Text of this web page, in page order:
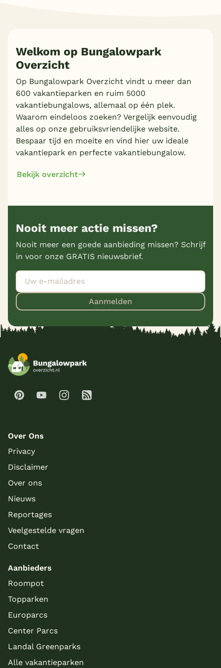
Welkom op Bungalowpark
Overzicht
Op Bungalowpark Overzicht vindt u meer dan
600 vakantieparken en ruim 5000
vakantiebungalows, allemaal op één plek.
Waarom eindeloos zoeken? Vergelijk eenvoudig
alles op onze gebruiksvriendelijke website.
Bespaar tijd en moeite en vind hier uw ideale
vakantiepark en perfecte vakantiebungalow.
Bekijk overzicht
Nooit meer actie missen?
Nooit meer een goede aanbieding missen? Schrijf
in voor onze GRATIS nieuwsbrief.
Aanmelden
Over Ons
Privacy
Disclaimer
Over ons
Nieuws
Reportages
Veelgestelde vragen
Contact
Aanbieders
Roompot
Topparken
Europarcs
Center Parcs
Landal Greenparks
Alle vakantieparken